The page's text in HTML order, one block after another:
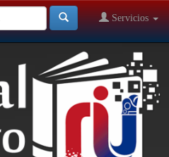
Servicios